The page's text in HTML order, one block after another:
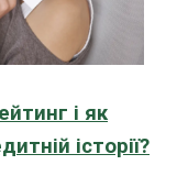
і як
історії?